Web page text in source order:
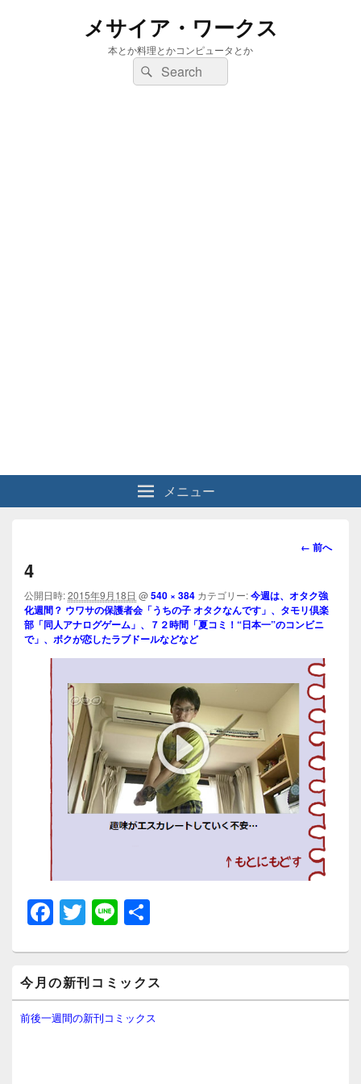
メサイア・ワークス
本とか料理とかコンピュータとか
検
索:
検
索
メニュー
画
ビ
ゲ
ー
ョ
ン
← 前へ
4
公開日時:2015年9月18日 @540 × 384 カテゴリー:今週は、オタク強
化週間？ ウワサの保護者会「うちの子 オタクなんです」、タモリ倶楽
部「同人アナログゲーム」、７２時間「夏コミ！“日本一”のコンビニ
で」、 ボクが恋したラブドールなどなど
F
a
c
e
b
T
wi
tt
er
Li
n
e
イ
ン
サ
今月の新刊コミックス
前後一週間の新刊コミックス